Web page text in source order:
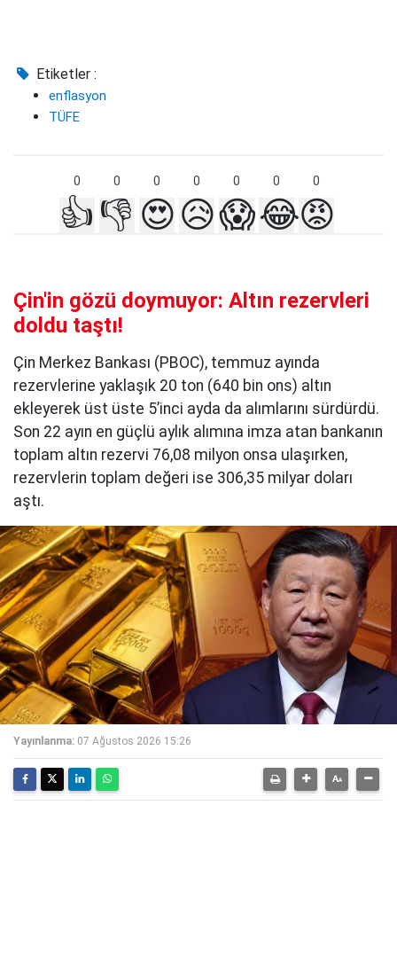
Etiketler :
enflasyon
TÜFE
0 0 0 0 0 0 0
👍 👎 😍😥😱😂😡
Çin'in gözü doymuyor: Altın rezervleri
doldu taştı!
Çin Merkez Bankası (PBOC), temmuz ayında
rezervlerine yaklaşık 20 ton (640 bin ons) altın
ekleyerek üst üste 5’inci ayda da alımlarını sürdürdü.
Son 22 ayın en güçlü aylık alımına imza atan bankanın
toplam altın rezervi 76,08 milyon onsa ulaşırken,
rezervlerin toplam değeri ise 306,35 milyar doları
aştı.
Yayınlanma: 07 Ağustos 2026 15:26